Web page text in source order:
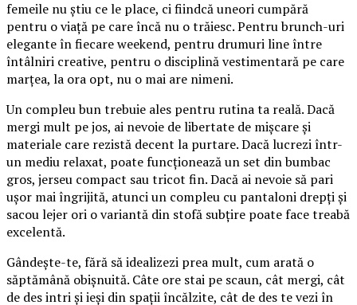
femeile nu știu ce le place, ci fiindcă uneori cumpără
pentru o viață pe care încă nu o trăiesc. Pentru brunch-uri
elegante în fiecare weekend, pentru drumuri line între
întâlniri creative, pentru o disciplină vestimentară pe care
marțea, la ora opt, nu o mai are nimeni.
Un compleu bun trebuie ales pentru rutina ta reală. Dacă
mergi mult pe jos, ai nevoie de libertate de mișcare și
materiale care rezistă decent la purtare. Dacă lucrezi într-
un mediu relaxat, poate funcționează un set din bumbac
gros, jerseu compact sau tricot fin. Dacă ai nevoie să pari
ușor mai îngrijită, atunci un compleu cu pantaloni drepți și
sacou lejer ori o variantă din stofă subțire poate face treabă
excelentă.
Gândește-te, fără să idealizezi prea mult, cum arată o
săptămână obișnuită. Câte ore stai pe scaun, cât mergi, cât
de des intri și ieși din spații încălzite, cât de des te vezi în